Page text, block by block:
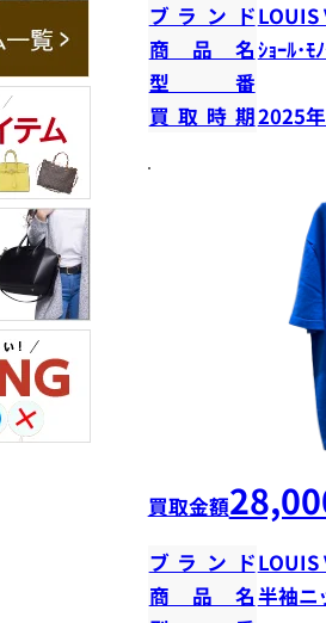
ブランドLOUIS
商品名ｼｮｰﾙ･ﾓ
型番
買取時期2025
買取金額
ブランドLOUIS
商品名半袖ニ